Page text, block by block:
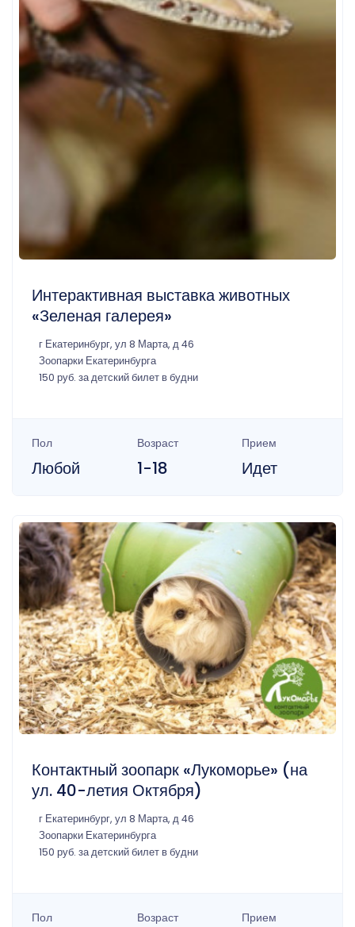
Интерактивная выставка животных
«Зеленая галерея»
г Екатеринбург, ул 8 Марта, д 46
Зоопарки Екатеринбурга
150 руб. за детский билет в будни
Пол
Любой
Возраст
1-18
Прием
Идет
Контактный зоопарк «Лукоморье» (на
ул. 40-летия Октября)
г Екатеринбург, ул 8 Марта, д 46
Зоопарки Екатеринбурга
150 руб. за детский билет в будни
Пол Возраст Прием